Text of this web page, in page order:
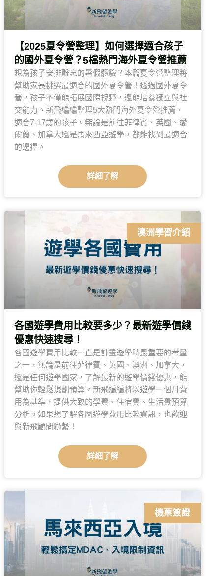
【2025夏令營整理】如何選擇適合孩子
的國外夏令營？5檔熱門海外夏令營推薦
想為孩子安排難忘的暑假體驗？本篇夏令營整理將
幫助家長挑選最適合的國外夏令營！透過國外夏令
營，孩子不僅能拓展國際視野，還能培養獨立與社
交能力。新飛編編整理5大熱門海外夏令營推薦，
適合7-17歲的孩子。無論是前往菲律賓、英國、愛
爾蘭、加拿大還是馬來西亞遊學，都能找到最適合
的選擇。
詳細了解
澳洲學習介紹
各國遊學費用比較要多少？最新遊學價錢
優惠快速搜尋！
各國遊學費用比較一直是計畫遊學時最重要的考量
之一，無論是前往菲律賓、英國、澳洲、加拿大，
還是任何遊學國家，了解最新的遊學價錢優惠，能
幫助你輕鬆規劃預算。新飛編編將以遊學一個月費
用為基準，提供大致的學費、住宿費、生活費預算
分析。如果想了解各國遊學費用比較資訊，也歡迎
與新飛顧問聯繫！
詳細了解
機票簽證